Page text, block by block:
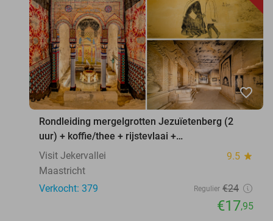
favorite_border
Rondleiding mergelgrotten Jezuïetenberg (2
uur) + koffie/thee + rijstevlaai +
waxinelichthouder
Visit Jekervallei 9.5 star
Maastricht
Verkocht: 379
Regulier €24
€17,95